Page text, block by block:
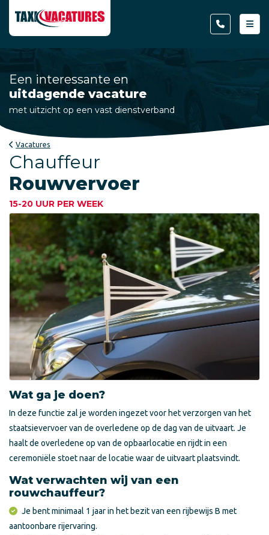
Een interessante en
uitdagende vacature
met uitzicht op een vast dienstverband
Vacatures
Chauffeur
Rouwvervoer
15-20 UUR PER WEEK
Wat ga je doen?
In deze functie zal je worden ingezet voor het verzorgen van het
staatsievervoer van de overledene op de dag van de uitvaart. Je
haalt de overledene op van de opbaarlocatie en rijdt in een
ceremoniële stoet naar de locatie waar de uitvaart plaatsvindt.
Wat verwachten wij van een
rouwchauffeur?
Je bent minimaal 1 jaar in het bezit van een rijbewijs B met
aantoonbare rijervaring.